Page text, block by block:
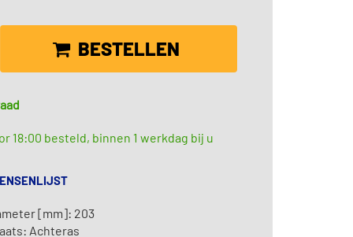
BESTELLEN
18:00 besteld, binnen 1 werkdag bij u
[mm]: 203
Achteras